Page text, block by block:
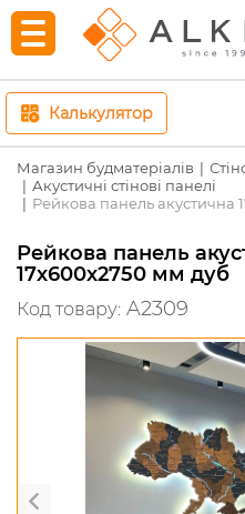
Калькулятор
Магазин будматеріалів
Акустичні стінові панелі
Рейкова панель акустична
Рейкова панель
17х600х2750 мм дуб
Код товару: A2309